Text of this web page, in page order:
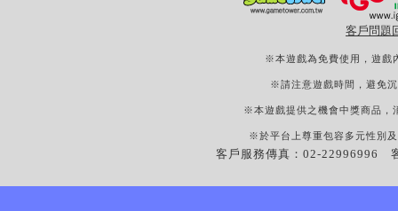
客戶問題
※本遊戲為免費使用，遊戲
※請注意遊戲時間，避免
※本遊戲提供之機會中獎商品，
※於平台上尊重包容多元性別
客戶服務傳真：02-22996996